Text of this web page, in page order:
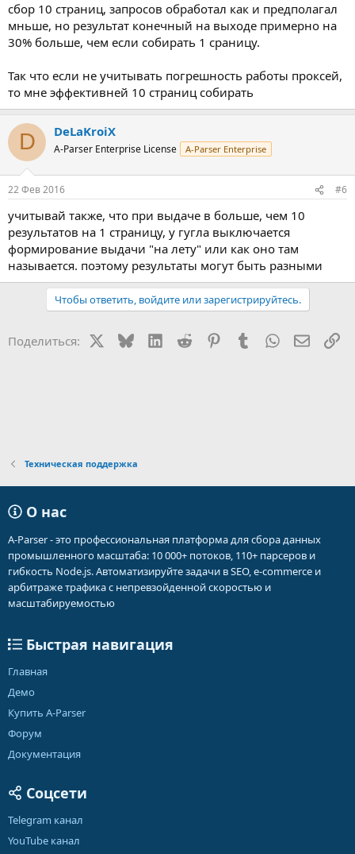
сбор 10 страниц, запросов обработал как и предполагал
мньше, но результат конечный на выходе примерно на
30% больше, чем если собирать 1 сраницу.
Так что если не учитывать погрешность работы проксей,
то мне эффективней 10 страниц собирать
D DeLaKroiX
A-Parser Enterprise License A-Parser Enterprise
22 Фев 2016 #6
учитывай также, что при выдаче в больше, чем 10
результатов на 1 страницу, у гугла выключается
формирование выдачи "на лету" или как оно там
называется. поэтому результаты могут быть разными
Чтобы ответить, войдите или зарегистрируйтесь.
Поделиться: BlueskyLinkedIn
Reddit PinterestTumblr WhatsApp
Техническая поддержка
О нас
A-Parser - это профессиональная платформа для сбора данных
промышленного масштаба: 10 000+ потоков, 110+ парсеров и
гибкость Node.js. Автоматизируйте задачи в SEO, e-commerce и
арбитраже трафика с непревзойденной скоростью и
масштабируемостью
Быстрая навигация
Главная
Демо
Купить A-Parser
Форум
Документация
Соцсети
Telegram канал
YouTube канал